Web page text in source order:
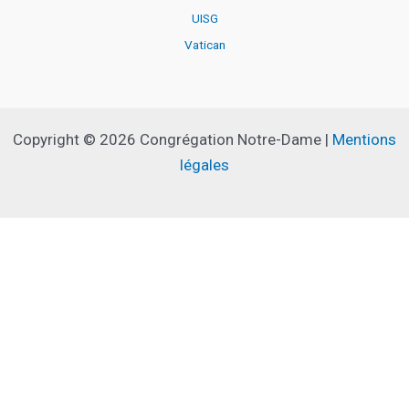
UISG
Vatican
Copyright © 2026 Congrégation Notre-Dame | Mentions
légales